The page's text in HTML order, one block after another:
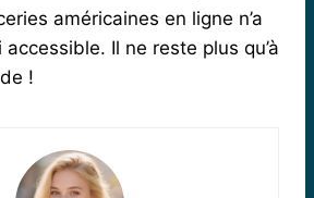
américaines en ligne n’a
Il ne reste plus qu’à
!